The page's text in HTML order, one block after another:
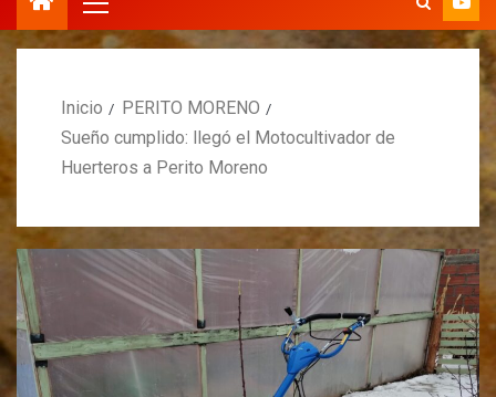
Inicio
PERITO MORENO
Sueño cumplido: llegó el Motocultivador de
Huerteros a Perito Moreno